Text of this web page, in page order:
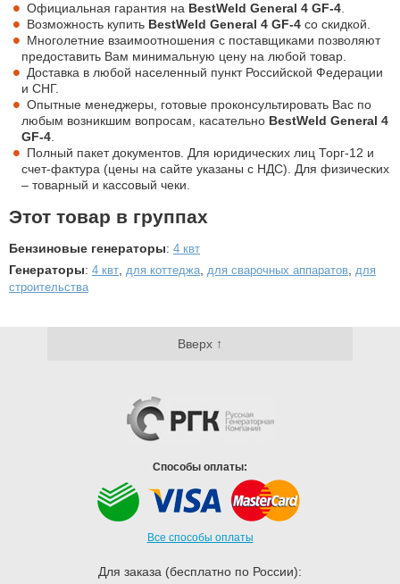
Официальная гарантия на BestWeld General 4 GF-4
Возможность купить BestWeld General 4 GF-4 со скидкой.
Многолетние взаимоотношения с поставщиками позволяют
предоставить Вам минимальную цену на любой товар.
Доставка в любой населенный пункт Российской Федерации
и СНГ.
Опытные менеджеры, готовые проконсультировать Вас по
любым возникшим вопросам, касательно BestWeld General 4
GF-4
Полный пакет документов. Для юридических лиц Торг-12 и
счет-фактура (цены на сайте указаны с НДС). Для физических
– товарный и кассовый чеки.
Этот товар в группах
Бензиновые генераторы: 4 квт
Генераторы: 4 квт для коттеджа для сварочных аппаратов для
строительства
Вверх ↑
Способы оплаты:
Все способы оплаты
Для заказа (бесплатно по России):